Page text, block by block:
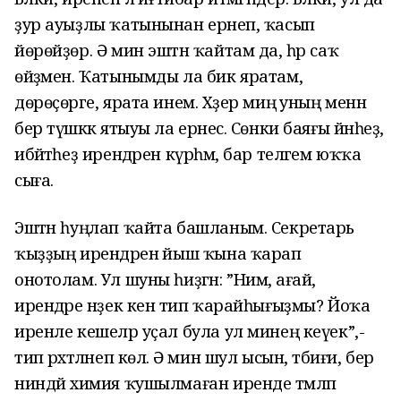
ҙур ауыҙлы ҡатынынан ерәнеп, ҡасып
йөрөйҙөр. Ә мин эштән ҡайтам да, һәр саҡ
өйҙәмен. Ҡатынымды ла бик яратам,
дөрөҫөрәге, ярата инем. Хәҙер миңә уның менән
бер түшәккә ятыуы ла ерәнес. Сөнки баяғы йәнһеҙ,
ибәйәтһеҙ ирендәрен күрһәм, бар теләгем юҡҡа
сыға.
Эштән һуңлап ҡайта башланым. Секретарь
ҡыҙҙың ирендәренә йыш ҡына ҡарап
онотолам. Ул шуны һиҙгән: ”Нимә, ағай,
ирендәре нәҙек кенә тип ҡарайһығыҙмы? Йоҡа
иренле кешеләр уҫал була ул минең кеүек”,-
тип рәхәтләнеп көлә. Ә мин шул ысын, тәбиғи, бер
ниндәй химия ҡушылмаған иренде тәмләп